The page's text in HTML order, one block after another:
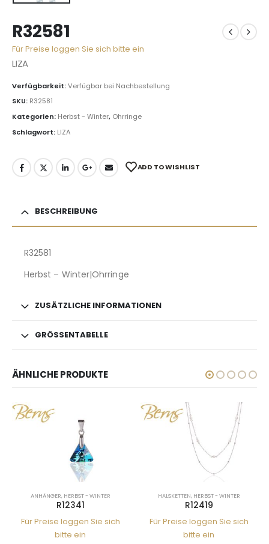
R32581
Für Preise loggen Sie sich bitte ein
LIZA
Verfügbarkeit:Verfügbar bei Nachbestellung
SKU: R32581
Kategorien: Herbst - Winter, Ohrringe
Schlagwort: LIZA
ADD TO WISHLIST
BESCHREIBUNG
R32581
Herbst – Winter|Ohrringe
ZUSÄTZLICHE INFORMATIONEN
GRÖSSENTABELLE
ÄHNLICHE PRODUKTE
HALSKETTEN,HERBST - WINTER
R12419
Für Preise loggen Sie sich
bitte ein
ARMBÄNDER,HERBST - WINTER
R21166
Für Preise loggen Sie
bitte ein